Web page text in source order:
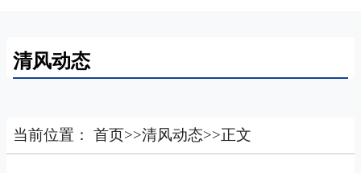
清风动态
当前位置： 首页>>清风动态>>正文